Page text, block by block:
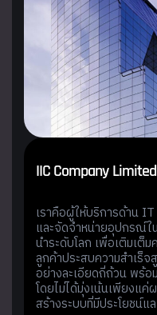
IICCompany Limited
เราคือผู้ให้บริการด้าน
และจัดจำหน่ายอุปกรณ์ใ
นำระดับโลก เพื่อเติมเต็
ลูกค้าประสบความสำเร็จ
อย่างละเอียดถี่ถ้วน พร้อ
โดยไม่ได้มุ่งเน้นเพียงแ
สร้างระบบที่มีประโยชน์